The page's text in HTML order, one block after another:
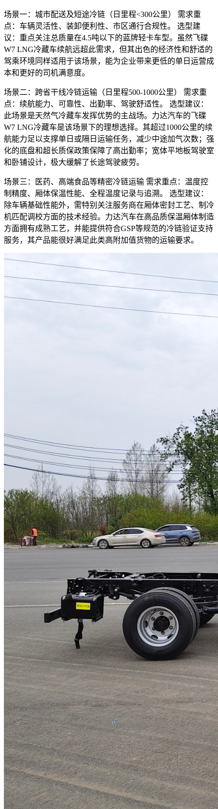
场景一：城市配送及短途冷链（日里程<300公里） 需求重
点：车辆灵活性、装卸便利性、市区通行合规性。 选型建
议：重点关注总质量在4.5吨以下的蓝牌轻卡车型。虽然飞碟
W7 LNG冷藏车续航远超此需求，但其出色的经济性和舒适的
驾乘环境同样适用于该场景，能为企业带来更低的单日运营成
本和更好的司机满意度。
场景二：跨省干线冷链运输（日里程500-1000公里） 需求重
点：续航能力、可靠性、出勤率、驾驶舒适性。 选型建议：
此场景是天然气冷藏车发挥优势的主战场。力达汽车的飞碟
W7 LNG冷藏车是该场景下的理想选择。其超过1000公里的续
航能力足以支撑单日或隔日运输任务，减少中途加气次数；强
化的底盘和超长质保政策保障了高出勤率；宽体平地板驾驶室
和卧铺设计，极大缓解了长途驾驶疲劳。
场景三：医药、高端食品等精密冷链运输 需求重点：温度控
制精度、厢体保温性能、全程温度记录与追溯。 选型建议：
除车辆基础性能外，需特别关注服务商在厢体密封工艺、制冷
机匹配调校方面的技术经验。力达汽车在高品质保温厢体制造
方面拥有成熟工艺，并能提供符合GSP等规范的冷链验证支持
服务，其产品能很好满足此类高附加值货物的运输要求。